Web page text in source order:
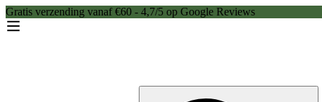
Gratis verzending vanaf €60 - 4,7/5 op Google Reviews